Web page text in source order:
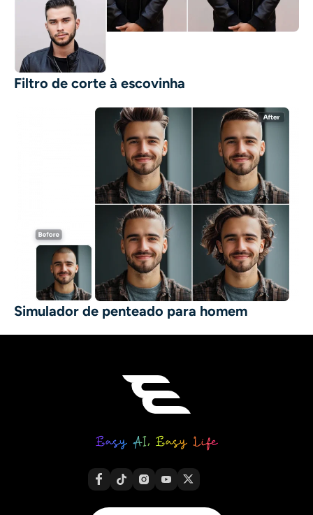
Filtro de corte à escovinha
Simulador de penteado para homem